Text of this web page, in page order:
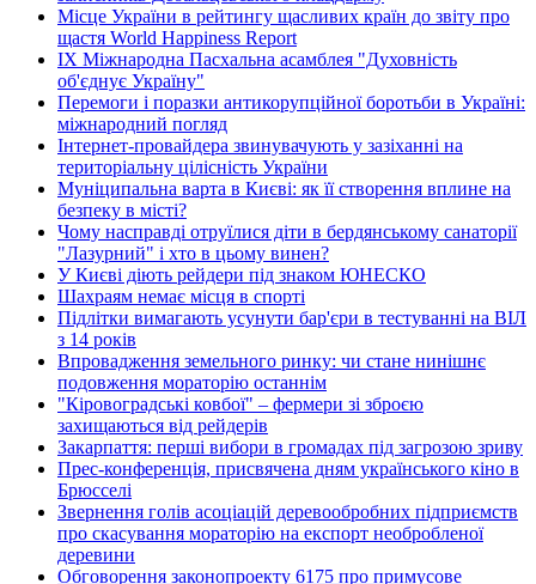
Місце України в рейтингу щасливих країн до звіту про
щастя World Happiness Report
ІХ Міжнародна Пасхальна асамблея "Духовність
об'єднує Україну"
Перемоги і поразки антикорупційної боротьби в Україні:
міжнародний погляд
Інтернет-провайдера звинувачують у зазіханні на
територіальну цілісність України
Муніципальна варта в Києві: як її створення вплине на
безпеку в місті?
Чому насправді отруїлися діти в бердянському санаторії
"Лазурний" і хто в цьому винен?
У Києві діють рейдери під знаком ЮНЕСКО
Шахраям немає місця в спорті
Підлітки вимагають усунути бар'єри в тестуванні на ВІЛ
з 14 років
Впровадження земельного ринку: чи стане нинішнє
подовження мораторію останнім
"Кіровоградські ковбої" – фермери зі зброєю
захищаються від рейдерів
Закарпаття: перші вибори в громадах під загрозою зриву
Прес-конференція, присвячена дням українського кіно в
Брюсселі
Звернення голів асоціацій деревообробних підприємств
про скасування мораторію на експорт необробленої
деревини
Обговорення законопроекту 6175 про примусове